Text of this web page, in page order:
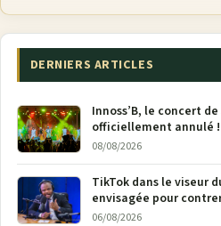
DERNIERS ARTICLES
Innoss’B, le concert
officiellement annulé !
08/08/2026
TikTok dans le viseur
envisagée pour
M23
06/08/2026